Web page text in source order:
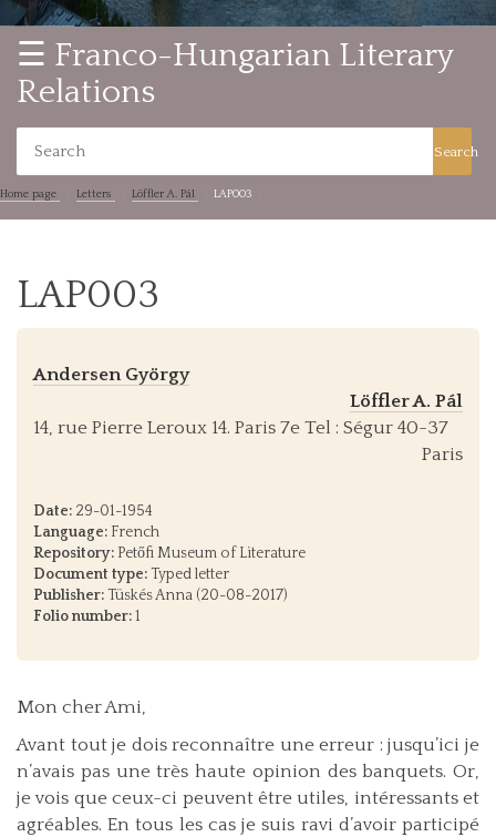
☰ Franco-Hungarian Literary
Relations
Search
Home page Letters Löffler A. Pál LAP003
LAP003
Andersen György
Löffler A. Pál
14, rue Pierre Leroux 14. Paris 7e Tel : Ségur 40-37
Paris
Date: 29-01-1954
Language: French
Repository: Petőfi Museum of Literature
Document type: Typed letter
Publisher: Tüskés Anna (20-08-2017)
Folio number:1
Mon cher Ami,
Avant tout je dois reconnaître une erreur : jusqu’ici je
n’avais pas une très haute opinion des banquets. Or,
je vois que ceux-ci peuvent être utiles, intéressants et
agréables. En tous les cas je suis ravi d’avoir participé